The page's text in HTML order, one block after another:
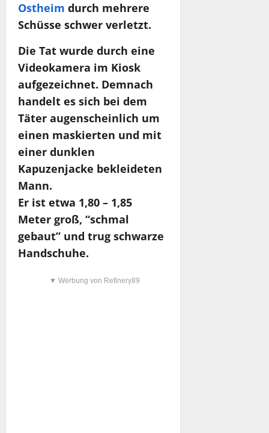
Ostheim durch mehrere
Schüsse schwer verletzt.
Die Tat wurde durch eine
Videokamera im Kiosk
aufgezeichnet. Demnach
handelt es sich bei dem
Täter augenscheinlich um
einen maskierten und mit
einer dunklen
Kapuzenjacke bekleideten
Mann.
Er ist etwa 1,80 – 1,85
Meter groß, “schmal
gebaut” und trug schwarze
Handschuhe.
▼ Werbung von Refinery89